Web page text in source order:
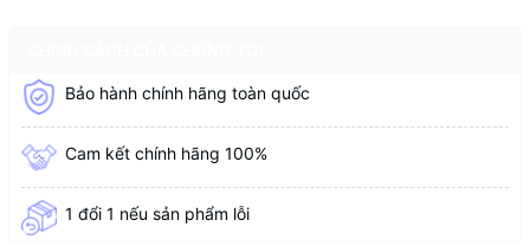
Bảo hành chính hãng toàn quốc
Cam kết chính hãng 100%
1 đổi 1 nếu sản phẩm lỗi